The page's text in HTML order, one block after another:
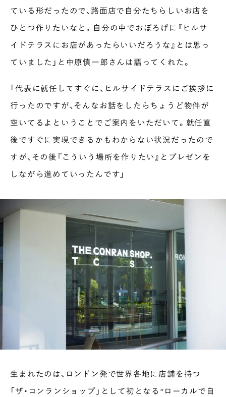
ている形だったので、路面店で自分たちらしいお店を
ひとつ作りたいなと。自分の中でおぼろげに『ヒルサ
イドテラスにお店があったらいいだろうな』とは思っ
ていました」と中原慎一郎さんは語ってくれた。
「代表に就任してすぐに、ヒルサイドテラスにご挨拶に
行ったのですが、そんなお話をしたらちょうど物件が
空いてるよということでご案内をいただいて。就任直
後ですぐに実現できるかもわからない状況だったので
すが、その後『こういう場所を作りたい』とプレゼンを
しながら進めていったんです」
生まれたのは、ロンドン発で世界各地に店舗を持つ
「ザ・コンランショップ」として初となる“ローカルで自